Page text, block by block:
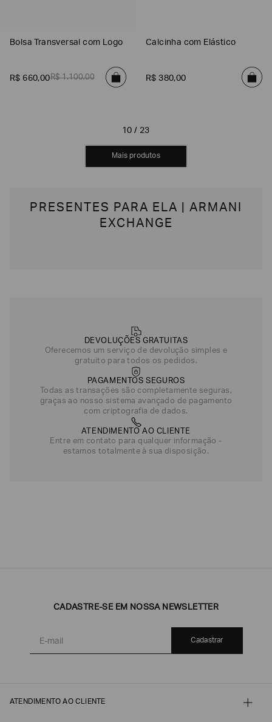
Bolsa Transversal com Logo
R$ 660,00R$ 1.100,00
Calcinha com Elástico
R$ 380,00
10 / 23
MOSTRAR MAIS
PRESENTES PARA ELA | ARMANI
EXCHANGE
DEVOLUÇÕES GRATUITAS
Oferecemos um serviço de devolução simples e
gratuito para todos os pedidos.
PAGAMENTOS SEGUROS
Todas as transações são completamente seguras,
graças ao nosso sistema avançado de pagamento
com criptografia de dados.
ATENDIMENTO AO CLIENTE
Entre em contato para qualquer informação -
estamos totalmente à sua disposição.
CADASTRE-SE EM NOSSA NEWSLETTER
Cadastrar
ATENDIMENTO AO CLIENTE